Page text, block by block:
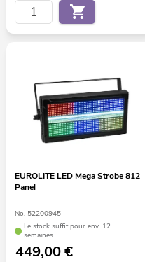
EUROLITE LED Mega Strobe 812
Panel
No. 52200945
Le stock suffit pour env. 12
semaines.
449,00€